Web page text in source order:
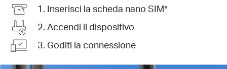
1. Inserisci la scheda nano SIM*
2. Accendi il dispositivo
3. Goditi la connessione